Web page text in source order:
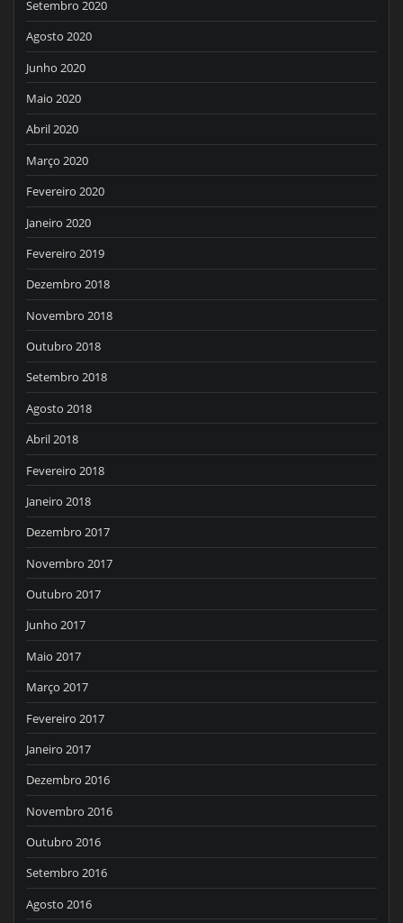
Setembro 2020
Agosto 2020
Junho 2020
Maio 2020
Abril 2020
Março 2020
Fevereiro 2020
Janeiro 2020
Fevereiro 2019
Dezembro 2018
Novembro 2018
Outubro 2018
Setembro 2018
Agosto 2018
Abril 2018
Fevereiro 2018
Janeiro 2018
Dezembro 2017
Novembro 2017
Outubro 2017
Junho 2017
Maio 2017
Março 2017
Fevereiro 2017
Janeiro 2017
Dezembro 2016
Novembro 2016
Outubro 2016
Setembro 2016
Agosto 2016